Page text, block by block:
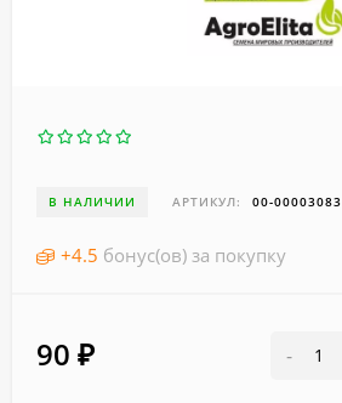
В НАЛИЧИИ АРТИКУЛ: 00-00003083
+4.5 бонус(ов) за покупку
90 ₽ -